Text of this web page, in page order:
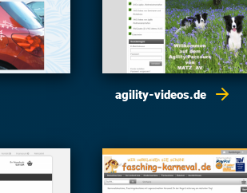
agility-videos.de